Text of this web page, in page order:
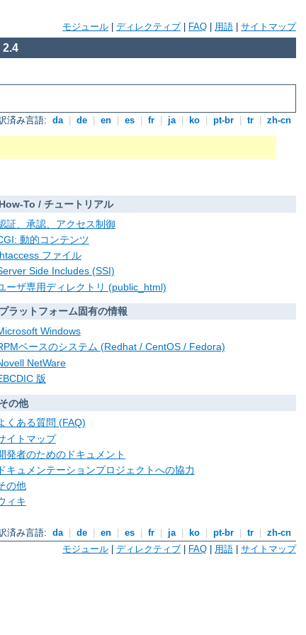
モジュール ディレクティブ FAQ 用語 サイトマップ
2.4
済み言語: da de en es fr ja ko pt-br tr zh-cn
How-To / チュートリアル
証、承認、アクセス制御
動的コンテンツ
ファイル
Side Includes (SSI)
ーザ専用ディレクトリ (public_html)
プラットフォーム固有の情報
Windows
ベースのシステム (Redhat / CentOS / Fedora)
NetWare
版
その他
くある質問 (FAQ)
イトマップ
発者のためのドキュメント
ドキュメンテーションプロジェクトへの協力
の他
ィキ
済み言語: da de en es fr ja ko pt-br tr
zh-cn
モジュール | ディレクティブ | FAQ | 用語 | サイトマップ